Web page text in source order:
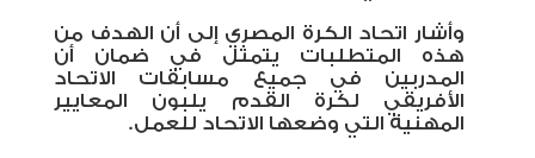
وأشار اتحاد الكرة المصري إلى أن الهدف من
هذه المتطلبات يتمثل في ضمان أن
المدربين في جميع مسابقات الاتحاد
الأفريقي لكرة القدم يلبون المعايير
المهنية التي وضعها الاتحاد للعمل.